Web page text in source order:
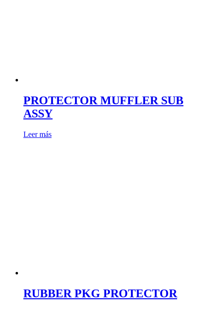
PROTECTOR MUFFLER SUB
ASSY
Leer más
RUBBER PKG PROTECTOR